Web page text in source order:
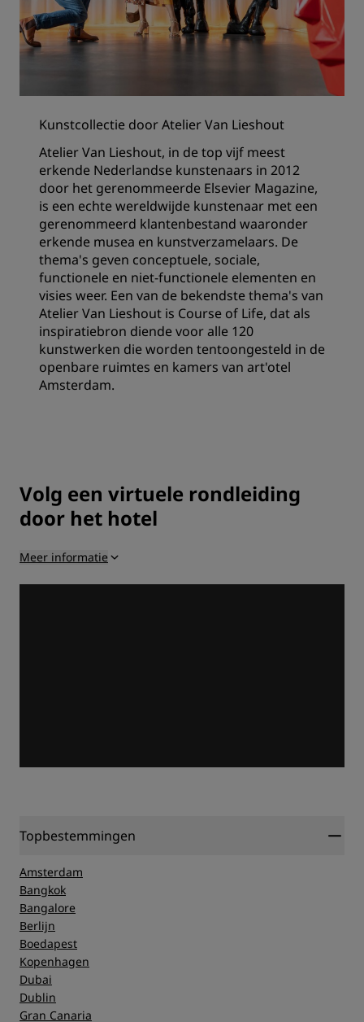
Kunstcollectie door Atelier Van Lieshout
Atelier Van Lieshout, in de top vijf meest
erkende Nederlandse kunstenaars in 2012
door het gerenommeerde Elsevier Magazine,
is een echte wereldwijde kunstenaar met een
gerenommeerd klantenbestand waaronder
erkende musea en kunstverzamelaars. De
thema's geven conceptuele, sociale,
functionele en niet-functionele elementen en
visies weer. Een van de bekendste thema's van
Atelier Van Lieshout is Course of Life, dat als
inspiratiebron diende voor alle 120
kunstwerken die worden tentoongesteld in de
openbare ruimtes en kamers van art'otel
Amsterdam.
Volg een virtuele rondleiding
door het hotel
Meer informatie
Topbestemmingen
Amsterdam
Bangkok
Bangalore
Berlijn
Boedapest
Kopenhagen
Dubai
Dublin
Gran Canaria